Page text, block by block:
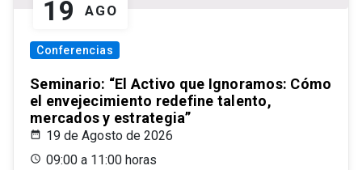
19 AGO
Conferencias
Seminario: “El Activo que Ignoramos: Cómo
el envejecimiento redefine talento,
mercados y estrategia”
19 de Agosto de 2026
09:00 a 11:00 horas